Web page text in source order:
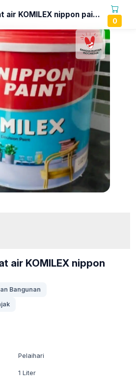
Cat tembok / cat air KOMILEX nippon paint...
0
air KOMILEX nippon
Bangunan
Pelaihari
1 Liter